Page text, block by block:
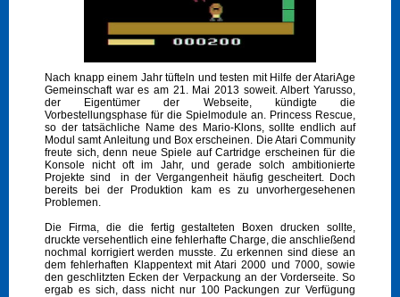
Nach knapp einem Jahr tüfteln und testen mit Hilfe der AtariAge
Gemeinschaft war es am 21. Mai 2013 soweit. Albert Yarusso,
der Eigentümer der Webseite, kündigte die
Vorbestellungsphase für die Spielmodule an. Princess Rescue,
so der tatsächliche Name des Mario-Klons, sollte endlich auf
Modul samt Anleitung und Box erscheinen. Die Atari Community
freute sich, denn neue Spiele auf Cartridge erscheinen für die
Konsole nicht oft im Jahr, und gerade solch ambitionierte
Projekte sind in der Vergangenheit häufig gescheitert. Doch
bereits bei der Produktion kam es zu unvorhergesehenen
Problemen.
Die Firma, die die fertig gestalteten Boxen drucken sollte,
druckte versehentlich eine fehlerhafte Charge, die anschließend
nochmal korrigiert werden musste. Zu erkennen sind diese an
dem fehlerhaften Klappentext mit Atari 2000 und 7000, sowie
den geschlitzten Ecken der Verpackung an der Vorderseite. So
ergab es sich, dass nicht nur 100 Packungen zur Verfügung